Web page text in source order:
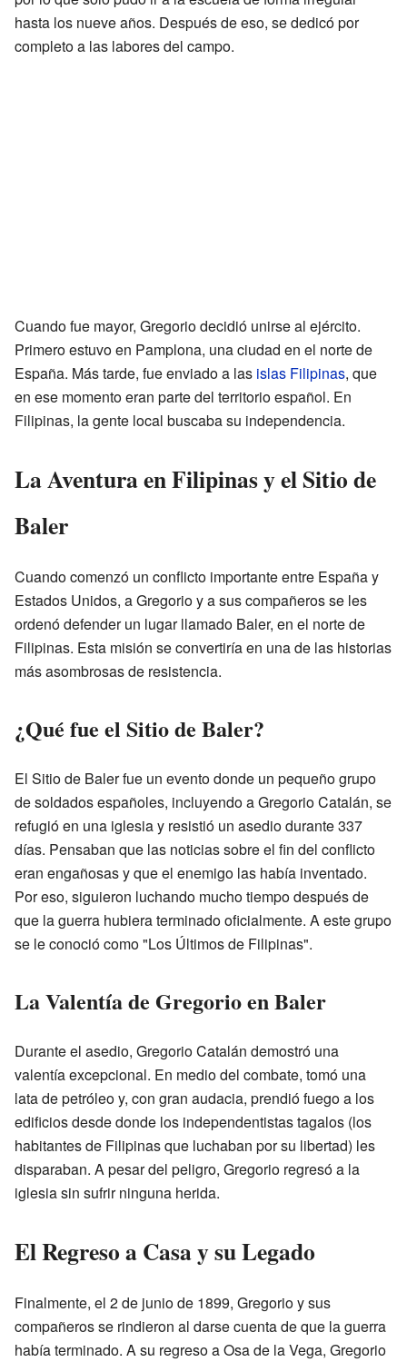
hasta los nueve años. Después de eso, se dedicó por
completo a las labores del campo.
Cuando fue mayor, Gregorio decidió unirse al ejército.
Primero estuvo en Pamplona, una ciudad en el norte de
España. Más tarde, fue enviado a las islas Filipinas, que
en ese momento eran parte del territorio español. En
Filipinas, la gente local buscaba su independencia.
La Aventura en Filipinas y el Sitio de
Baler
Cuando comenzó un conflicto importante entre España y
Estados Unidos, a Gregorio y a sus compañeros se les
ordenó defender un lugar llamado Baler, en el norte de
Filipinas. Esta misión se convertiría en una de las historias
más asombrosas de resistencia.
¿Qué fue el Sitio de Baler?
El Sitio de Baler fue un evento donde un pequeño grupo
de soldados españoles, incluyendo a Gregorio Catalán, se
refugió en una iglesia y resistió un asedio durante 337
días. Pensaban que las noticias sobre el fin del conflicto
eran engañosas y que el enemigo las había inventado.
Por eso, siguieron luchando mucho tiempo después de
que la guerra hubiera terminado oficialmente. A este grupo
se le conoció como "Los Últimos de Filipinas".
La Valentía de Gregorio en Baler
Durante el asedio, Gregorio Catalán demostró una
valentía excepcional. En medio del combate, tomó una
lata de petróleo y, con gran audacia, prendió fuego a los
edificios desde donde los independentistas tagalos (los
habitantes de Filipinas que luchaban por su libertad) les
disparaban. A pesar del peligro, Gregorio regresó a la
iglesia sin sufrir ninguna herida.
El Regreso a Casa y su Legado
Finalmente, el 2 de junio de 1899, Gregorio y sus
compañeros se rindieron al darse cuenta de que la guerra
había terminado. A su regreso a Osa de la Vega, Gregorio